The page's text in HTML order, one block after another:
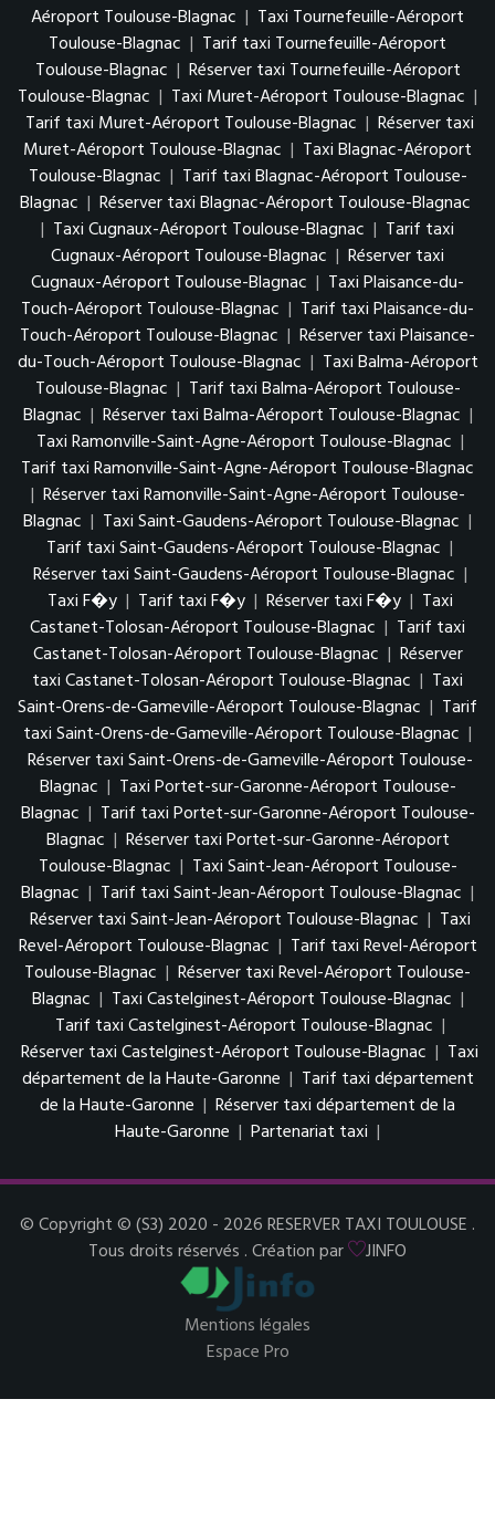
Aéroport Toulouse-Blagnac | Taxi Tournefeuille-Aéroport
Toulouse-Blagnac | Tarif taxi Tournefeuille-Aéroport
Toulouse-Blagnac | Réserver taxi Tournefeuille-Aéroport
Toulouse-Blagnac | Taxi Muret-Aéroport Toulouse-Blagnac |
Tarif taxi Muret-Aéroport Toulouse-Blagnac | Réserver taxi
Muret-Aéroport Toulouse-Blagnac | Taxi Blagnac-Aéroport
Toulouse-Blagnac | Tarif taxi Blagnac-Aéroport Toulouse-
Blagnac | Réserver taxi Blagnac-Aéroport Toulouse-Blagnac
| Taxi Cugnaux-Aéroport Toulouse-Blagnac | Tarif taxi
Cugnaux-Aéroport Toulouse-Blagnac | Réserver taxi
Cugnaux-Aéroport Toulouse-Blagnac | Taxi Plaisance-du-
Touch-Aéroport Toulouse-Blagnac | Tarif taxi Plaisance-du-
Touch-Aéroport Toulouse-Blagnac | Réserver taxi Plaisance-
du-Touch-Aéroport Toulouse-Blagnac | Taxi Balma-Aéroport
Toulouse-Blagnac | Tarif taxi Balma-Aéroport Toulouse-
Blagnac | Réserver taxi Balma-Aéroport Toulouse-Blagnac |
Taxi Ramonville-Saint-Agne-Aéroport Toulouse-Blagnac |
Tarif taxi Ramonville-Saint-Agne-Aéroport Toulouse-Blagnac
| Réserver taxi Ramonville-Saint-Agne-Aéroport Toulouse-
Blagnac | Taxi Saint-Gaudens-Aéroport Toulouse-Blagnac |
Tarif taxi Saint-Gaudens-Aéroport Toulouse-Blagnac |
Réserver taxi Saint-Gaudens-Aéroport Toulouse-Blagnac |
Taxi F�y | Tarif taxi F�y | Réserver taxi F�y | Taxi
Castanet-Tolosan-Aéroport Toulouse-Blagnac | Tarif taxi
Castanet-Tolosan-Aéroport Toulouse-Blagnac | Réserver
taxi Castanet-Tolosan-Aéroport Toulouse-Blagnac | Taxi
Saint-Orens-de-Gameville-Aéroport Toulouse-Blagnac | Tarif
taxi Saint-Orens-de-Gameville-Aéroport Toulouse-Blagnac |
Réserver taxi Saint-Orens-de-Gameville-Aéroport Toulouse-
Blagnac | Taxi Portet-sur-Garonne-Aéroport Toulouse-
Blagnac | Tarif taxi Portet-sur-Garonne-Aéroport Toulouse-
Blagnac | Réserver taxi Portet-sur-Garonne-Aéroport
Toulouse-Blagnac | Taxi Saint-Jean-Aéroport Toulouse-
Blagnac | Tarif taxi Saint-Jean-Aéroport Toulouse-Blagnac |
Réserver taxi Saint-Jean-Aéroport Toulouse-Blagnac | Taxi
Revel-Aéroport Toulouse-Blagnac | Tarif taxi Revel-Aéroport
Toulouse-Blagnac | Réserver taxi Revel-Aéroport Toulouse-
Blagnac | Taxi Castelginest-Aéroport Toulouse-Blagnac |
Tarif taxi Castelginest-Aéroport Toulouse-Blagnac |
Réserver taxi Castelginest-Aéroport Toulouse-Blagnac | Taxi
département de la Haute-Garonne | Tarif taxi département
de la Haute-Garonne | Réserver taxi département de la
Haute-Garonne | Partenariat taxi |
© Copyright © (S3) 2020 - 2026 RESERVER TAXI TOULOUSE .
Tous droits réservés . Création par
JINFO
Mentions légales
Espace Pro